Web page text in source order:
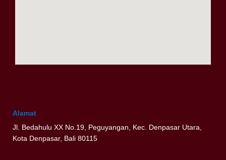
Alamat
Jl. Bedahulu XX No.19, Peguyangan, Kec. Denpasar Utara,
Kota Denpasar, Bali 80115